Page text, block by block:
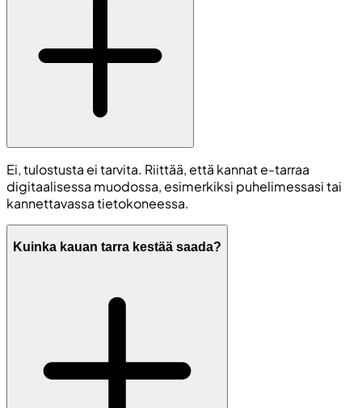
Ei, tulostusta ei tarvita. Riittää, että kannat e-tarraa
digitaalisessa muodossa, esimerkiksi puhelimessasi tai
kannettavassa tietokoneessa.
Kuinka kauan tarra kestää saada?